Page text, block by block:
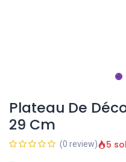
Plateau De
29 Cm
(0 review) 5